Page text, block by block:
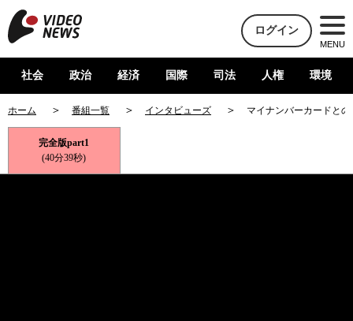
ログイン
MENU
社会 政治 経済 国際 司法 人権 環境
ホーム 番組一覧 インタビューズ マイナンバーカードと
完全版part1
(40分39秒)